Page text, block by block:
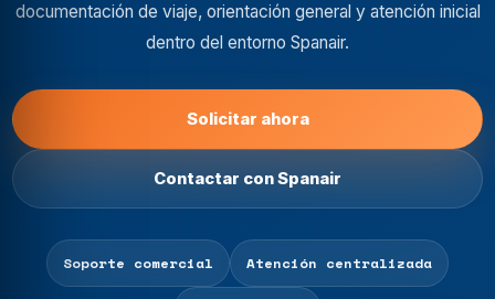
documentación de viaje, orientación general y atención inicial
dentro del entorno Spanair.
Solicitar ahora
Contactar con Spanair
Soporte comercial Atención centralizada